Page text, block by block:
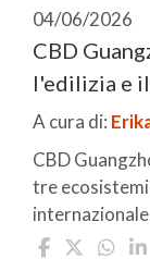
04/06/2026
CBD
l'edilizia e
A cura di:
CBD
tre
internazionale